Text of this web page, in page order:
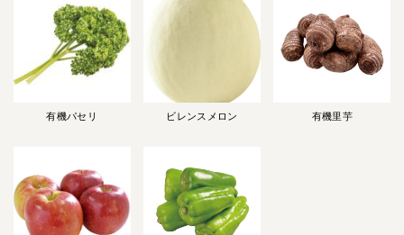
有機パセリ ビレンスメロン 有機里芋